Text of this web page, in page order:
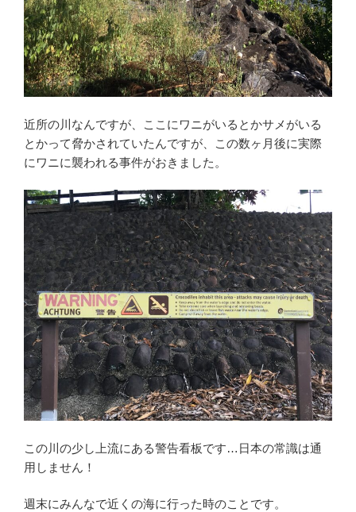
近所の川なんですが、ここにワニがいるとかサメがいる
とかって脅かされていたんですが、この数ヶ月後に実際
にワニに襲われる事件がおきました。
この川の少し上流にある警告看板です…日本の常識は通
用しません！
週末にみんなで近くの海に行った時のことです。